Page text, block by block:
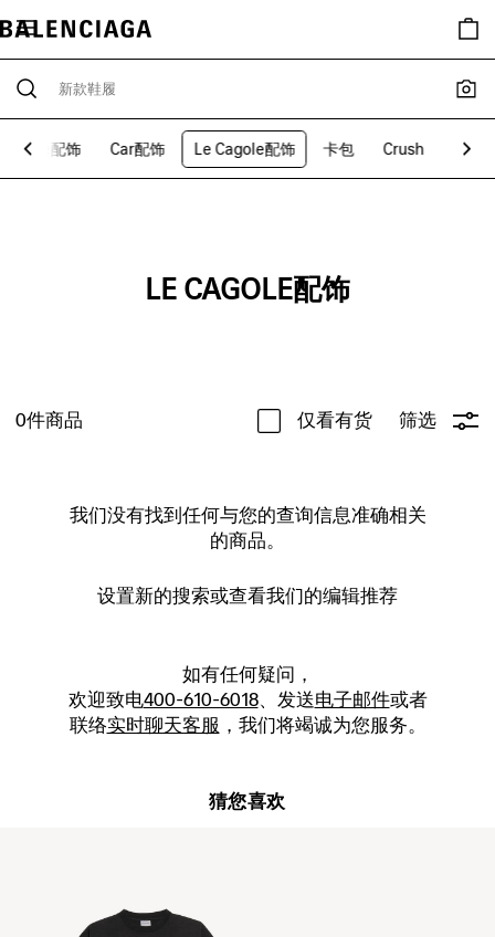
Plate配饰 Car配饰 Le Cagole配饰 卡包 Crush
LE CAGOLE配饰
0件商品 仅看有货 筛选
我们没有找到任何与您的查询信息准确相关
的商品。
设置新的搜索或查看我们的编辑推荐
如有任何疑问，
欢迎致电400-610-6018、发送电子邮件或者
联络实时聊天客服 ，我们将竭诚为您服务。
猜您喜欢